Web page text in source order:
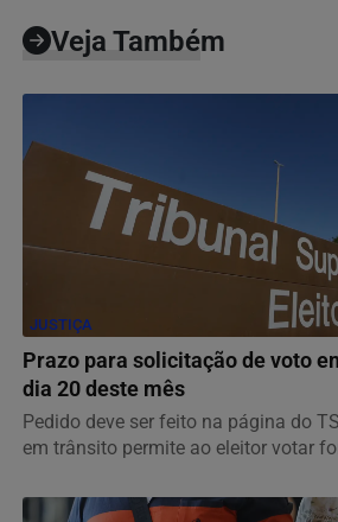
Veja Também
JUSTIÇA
Prazo para solicitação de voto
dia 20 deste mês
Pedido deve ser feito na página do
em trânsito permite ao eleitor votar